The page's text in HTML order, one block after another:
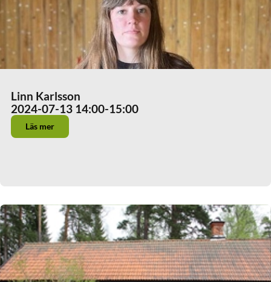
Linn Karlsson
2024-07-13 14:00-15:00
Läs mer